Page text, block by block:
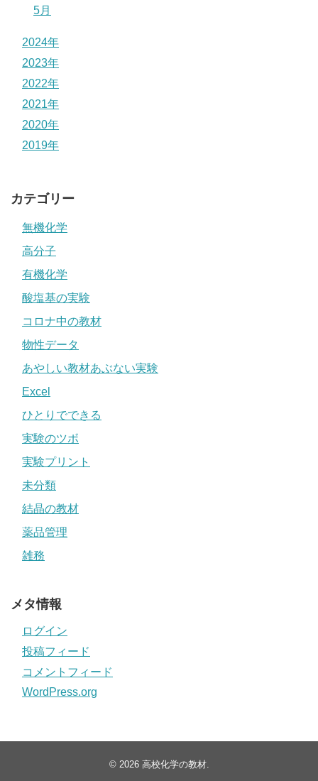
5月
2024年
2023年
2022年
2021年
2020年
2019年
カテゴリー
無機化学
高分子
有機化学
酸塩基の実験
コロナ中の教材
物性データ
あやしい教材あぶない実験
Excel
ひとりでできる
実験のツボ
実験プリント
未分類
結晶の教材
薬品管理
雑務
メタ情報
ログイン
投稿フィード
コメントフィード
WordPress.org
© 2026 高校化学の教材.